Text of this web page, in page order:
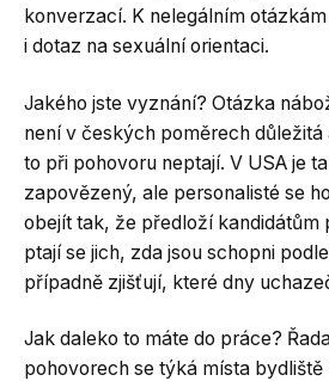
konverzací. K nelegálním
i dotaz na sexuální orientaci.
Jakého jste vyznání? Otázka
není v českých poměrech důležitá
to při pohovoru neptají. V USA je
zapovězený, ale personalisté se
obejít tak, že předloží kandidátům
ptají se jich, zda jsou schopni
případně zjišťují, které dny
Jak daleko to máte do práce?
pohovorech se týká místa bydliště